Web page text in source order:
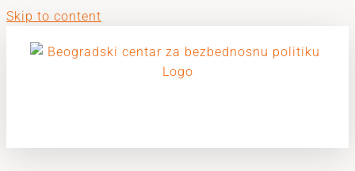
Skip to content